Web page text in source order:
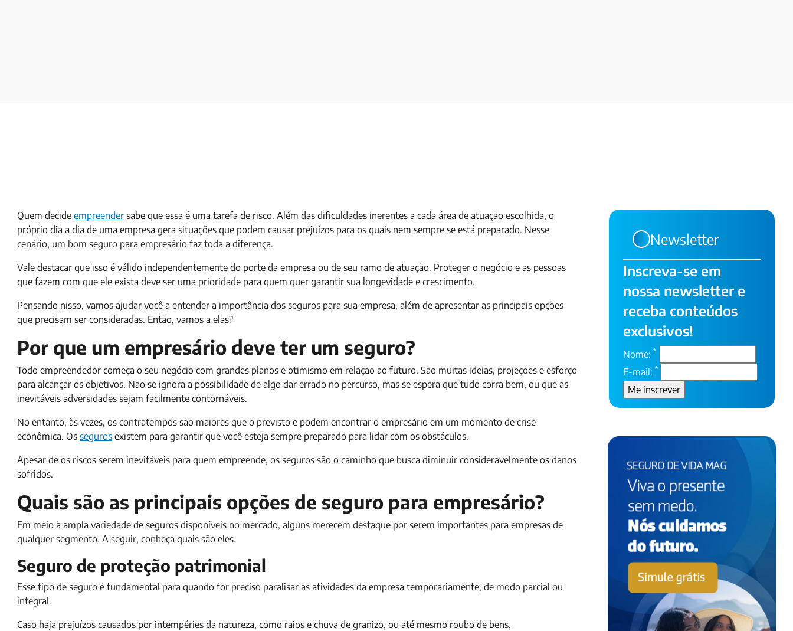
Quem decide empreender sabe que essa é uma tarefa de risco. Além das dificuldades inerentes a cada área de atuação escolhida, o
próprio dia a dia de uma empresa gera situações que podem causar prejuízos para os quais nem sempre se está preparado. Nesse
cenário, um bom seguro para empresário faz toda a diferença.
Vale destacar que isso é válido independentemente do porte da empresa ou de seu ramo de atuação. Proteger o negócio e as pessoas
que fazem com que ele exista deve ser uma prioridade para quem quer garantir sua longevidade e crescimento.
Pensando nisso, vamos ajudar você a entender a importância dos seguros para sua empresa, além de apresentar as principais opções
que precisam ser consideradas. Então, vamos a elas?
Por que um empresário deve ter um seguro?
Todo empreendedor começa o seu negócio com grandes planos e otimismo em relação ao futuro. São muitas ideias, projeções e esforço
para alcançar os objetivos. Não se ignora a possibilidade de algo dar errado no percurso, mas se espera que tudo corra bem, ou que as
inevitáveis adversidades sejam facilmente contornáveis.
No entanto, às vezes, os contratempos são maiores que o previsto e podem encontrar o empresário em um momento de crise
econômica. Os seguros existem para garantir que você esteja sempre preparado para lidar com os obstáculos.
Apesar de os riscos serem inevitáveis para quem empreende, os seguros são o caminho que busca diminuir consideravelmente os danos
sofridos.
Quais são as principais opções de seguro para empresário?
Em meio à ampla variedade de seguros disponíveis no mercado, alguns merecem destaque por serem importantes para empresas de
qualquer segmento. A seguir, conheça quais são eles.
Seguro de proteção patrimonial
Esse tipo de seguro é fundamental para quando for preciso paralisar as atividades da empresa temporariamente, de modo parcial ou
integral.
Caso haja prejuízos causados por intempéries da natureza, como raios e chuva de granizo, ou até mesmo roubo de bens,
Newsletter
Inscreva-se em
nossa newsletter e
receba conteúdos
exclusivos!
Nome: *
E-mail: *